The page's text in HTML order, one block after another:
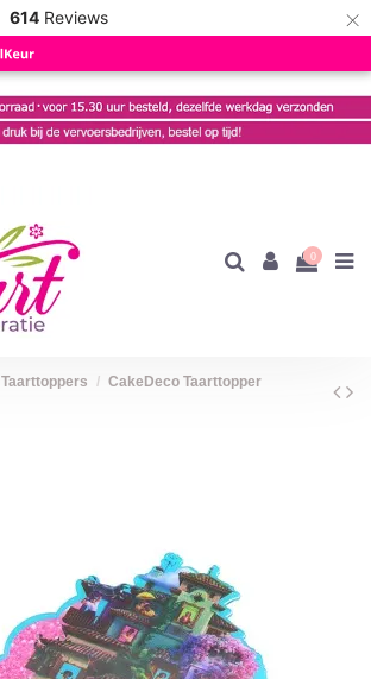
614 Reviews ×
0
Taarttoppers
CakeDeco Taarttopper